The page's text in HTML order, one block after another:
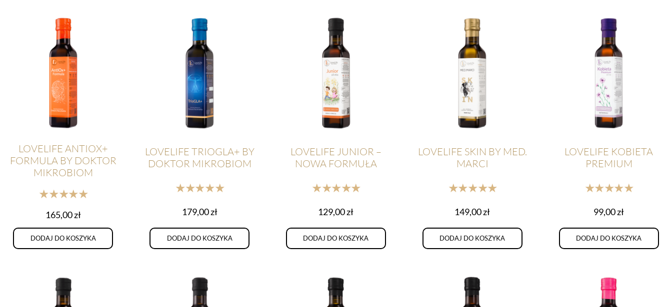
LOVELIFE ANTIOX+
FORMULA BY DOKTOR
MIKROBIOM
★★★★★
165,00zł
DODAJ DO KOSZYKA
LOVELIFE TRIOGLA+ BY
DOKTOR MIKROBIOM
★★★★★
179,00zł
DODAJ DO KOSZYKA
LOVELIFE JUNIOR –
NOWA FORMUŁA
★★★★★
129,00zł
DODAJ DO KOSZYKA
LOVELIFE SKIN BY MED.
MARCI
★★★★★
149,00zł
DODAJ DO KOSZYKA
LOVELIFE KOBIETA
PREMIUM
★★★★★
99,00zł
DODAJ DO KOSZYKA